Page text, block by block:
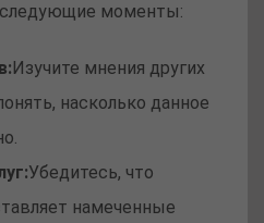
следующие моменты:
Изучите мнения других
насколько данное
Убедитесь, что
намеченные